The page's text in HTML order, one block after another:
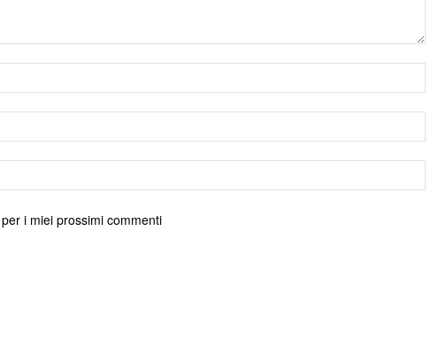
i miei prossimi commenti